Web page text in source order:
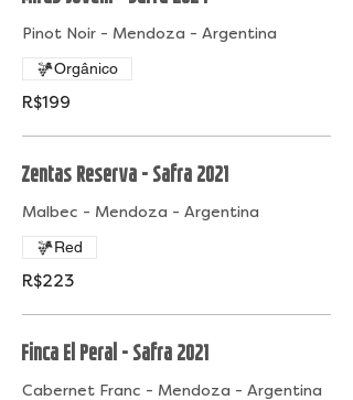
Pinot Noir - Mendoza - Argentina
R$199
Orgânico
Zentas Reserva - Safra 2021
Malbec - Mendoza - Argentina
R$223
Red
Finca El Peral - Safra 2021
Cabernet Franc - Mendoza - Argentina